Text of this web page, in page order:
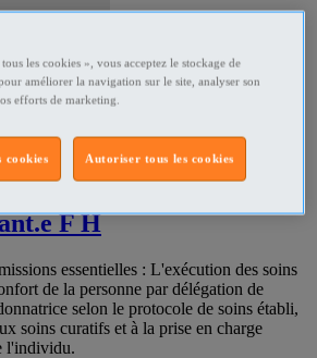
F H
essentielles : L'exécution des soins
de la personne par délégation de
selon le protocole de soins établi,
soins curatifs et à la prise en charge
l'individu.
les cookies », vous acceptez le stockage de
améliorer la navigation sur le site, analyser son
efforts de marketing.
Autoriser tous les cookies
cookies